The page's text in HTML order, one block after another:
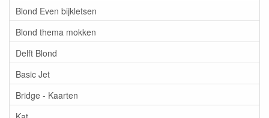
Blond Even bijkletsen
Blond thema mokken
Delft Blond
Basic Jet
Bridge - Kaarten